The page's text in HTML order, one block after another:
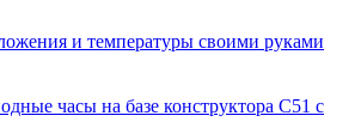
и температуры своими руками
часы на базе конструктора С51 с